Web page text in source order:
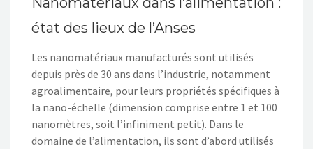
état des lieux de l’Anses
Les nanomatériaux manufacturés sont utilisés
depuis près de 30 ans dans l’industrie, notamment
agroalimentaire, pour leurs propriétés spécifiques à
la nano-échelle (dimension comprise entre 1 et 100
nanomètres, soit l’infiniment petit). Dans le
domaine de l’alimentation, ils sont d’abord utilisés